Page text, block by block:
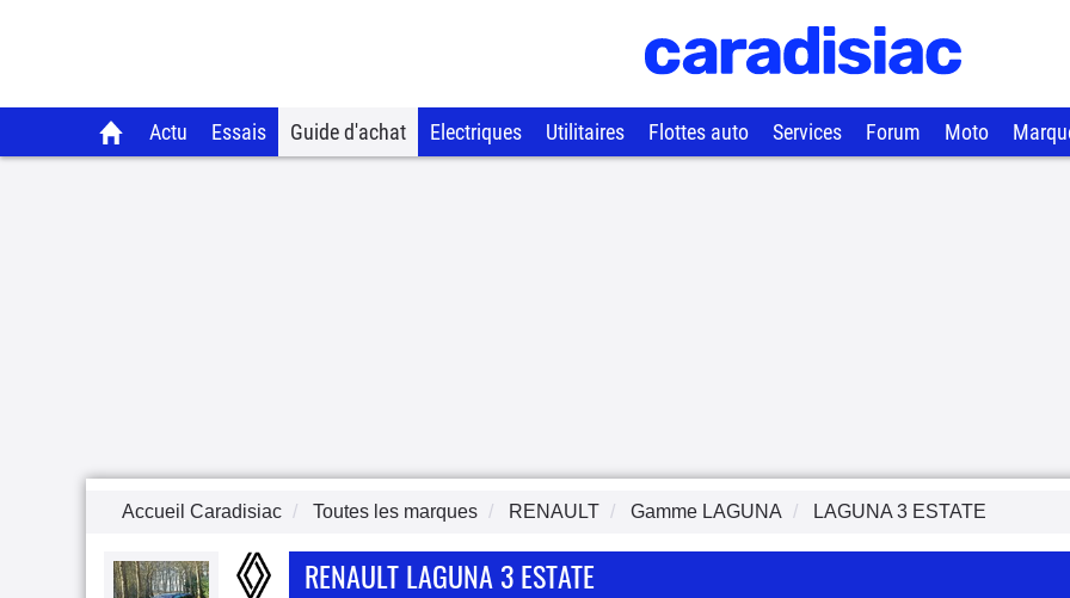
Actu Essais Guide d'achat Electriques Utilitaires Flottes auto Services Forum Moto
Accueil Caradisiac Toutes les marques RENAULT Gamme LAGUNA LAGUNA 3 ESTATE
RENAULT LAGUNA 3 ESTATE